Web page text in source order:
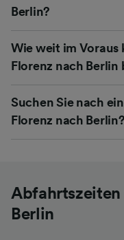
Berlin?
Wie weit im Voraus
Florenz nach Berlin
Suchen Sie nach
Florenz nach Berlin?
Abfahrtszeiten
Berlin